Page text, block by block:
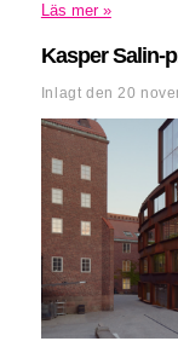
Läs mer »
Kasper Salin-
Inlagt den 20